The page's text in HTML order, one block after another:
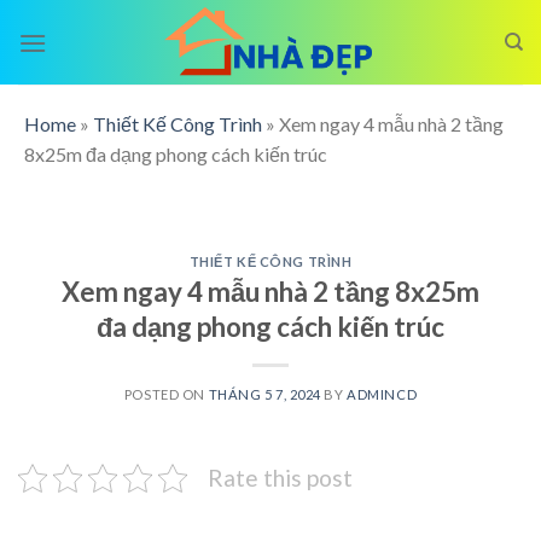
Home » Thiết Kế Công Trình » Xem ngay 4 mẫu nhà 2 tầng
8x25m đa dạng phong cách kiến trúc
THIẾT KẾ CÔNG TRÌNH
Xem ngay 4 mẫu nhà 2 tầng 8x25m
đa dạng phong cách kiến trúc
POSTED ON THÁNG 5 7, 2024 BYADMINCD
Rate this post